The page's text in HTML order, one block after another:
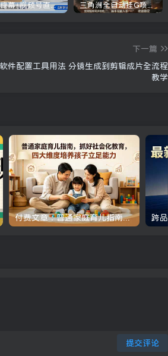
抖音绿幕+视频号直播带货课：居家照着稿子念起号，手机电脑双场景搭建全流程 三角洲全自动挂G项目，一台电脑即可操作，防封稳账号，日收益300+，收益全程包回收，省心稳賺【揭秘】
下一篇
件配置工具用法 分镜生成到剪辑成片全流程
教学
付费文章：普通家庭育儿指南，抓好社会化教育，四大维度培养孩子立足能力
提交评论